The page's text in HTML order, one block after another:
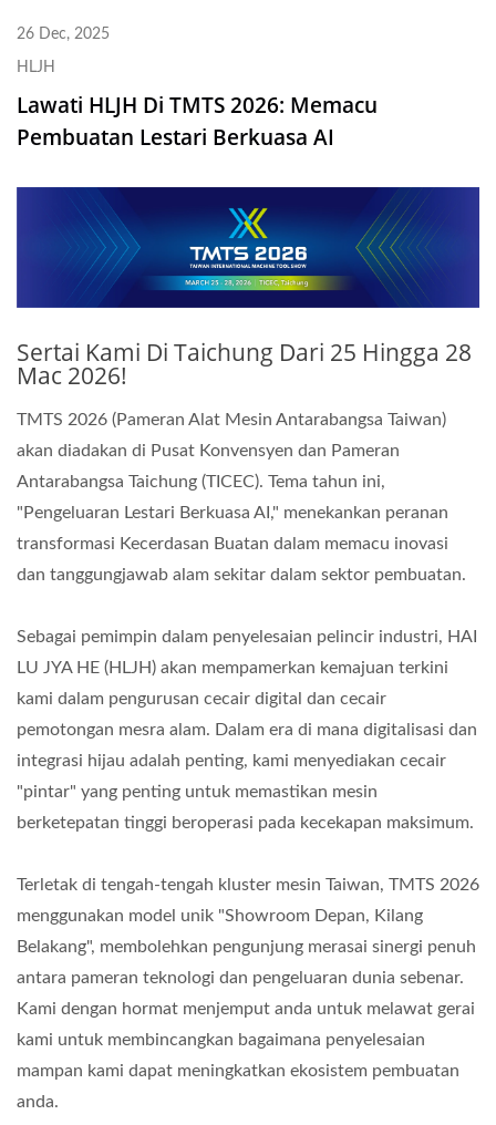
26 Dec, 2025
HLJH
Lawati HLJH Di TMTS 2026: Memacu
Pembuatan Lestari Berkuasa AI
Sertai Kami Di Taichung Dari 25 Hingga 28
Mac 2026!
TMTS 2026 (Pameran Alat Mesin Antarabangsa Taiwan)
akan diadakan di Pusat Konvensyen dan Pameran
Antarabangsa Taichung (TICEC). Tema tahun ini,
"Pengeluaran Lestari Berkuasa AI," menekankan peranan
transformasi Kecerdasan Buatan dalam memacu inovasi
dan tanggungjawab alam sekitar dalam sektor pembuatan.
Sebagai pemimpin dalam penyelesaian pelincir industri, HAI
LU JYA HE (HLJH) akan mempamerkan kemajuan terkini
kami dalam pengurusan cecair digital dan cecair
pemotongan mesra alam. Dalam era di mana digitalisasi dan
integrasi hijau adalah penting, kami menyediakan cecair
"pintar" yang penting untuk memastikan mesin
berketepatan tinggi beroperasi pada kecekapan maksimum.
Terletak di tengah-tengah kluster mesin Taiwan, TMTS 2026
menggunakan model unik "Showroom Depan, Kilang
Belakang", membolehkan pengunjung merasai sinergi penuh
antara pameran teknologi dan pengeluaran dunia sebenar.
Kami dengan hormat menjemput anda untuk melawat gerai
kami untuk membincangkan bagaimana penyelesaian
mampan kami dapat meningkatkan ekosistem pembuatan
anda.